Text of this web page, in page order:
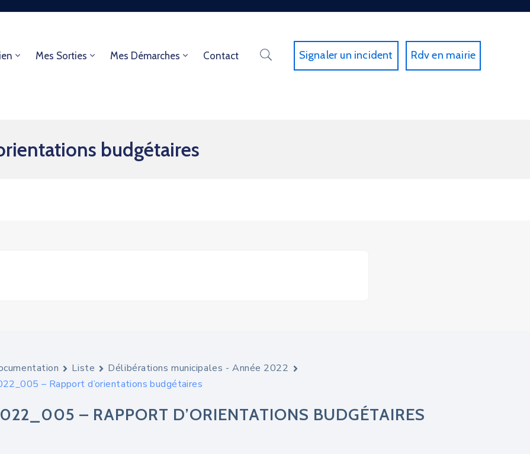
Mes Sorties Mes Démarches Contact Signaler un incident Rdv en mairie
budgétaires
Liste
Délibérations municipales - Année 2022
– Rapport d’orientations budgétaires
– RAPPORT D’ORIENTATIONS BUDGÉTAIRES